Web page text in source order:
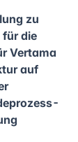
zu
für die
Vertama
auf